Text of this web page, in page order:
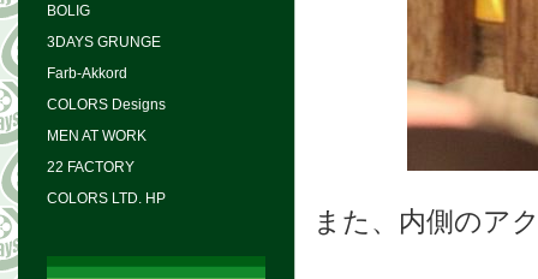
また、内側のア
BOLIG
3DAYS GRUNGE
Farb-Akkord
COLORS Designs
MEN AT WORK
22 FACTORY
COLORS LTD. HP